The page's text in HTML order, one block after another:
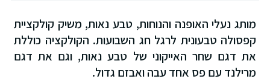
מותג נעלי האופנה והנוחות, טבע נאות, משיק קולקציית
קפסולה טבעונית לרגל חג השבועות. הקולקציה כוללת
את דגם שחר האייקוני של טבע נאות, וגם את דגם
מרילנד עם פס אחד עבה ואבזם גדול.